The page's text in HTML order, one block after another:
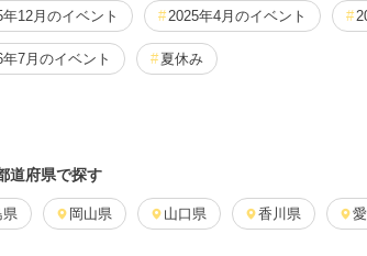
年12月のイベント 2025年4月のイベント
年7月のイベント 夏休み
9月のイベント
ラクター 水遊び 春休み スイーツビ
道府県で探す
県 岡山県 山口県 香川県